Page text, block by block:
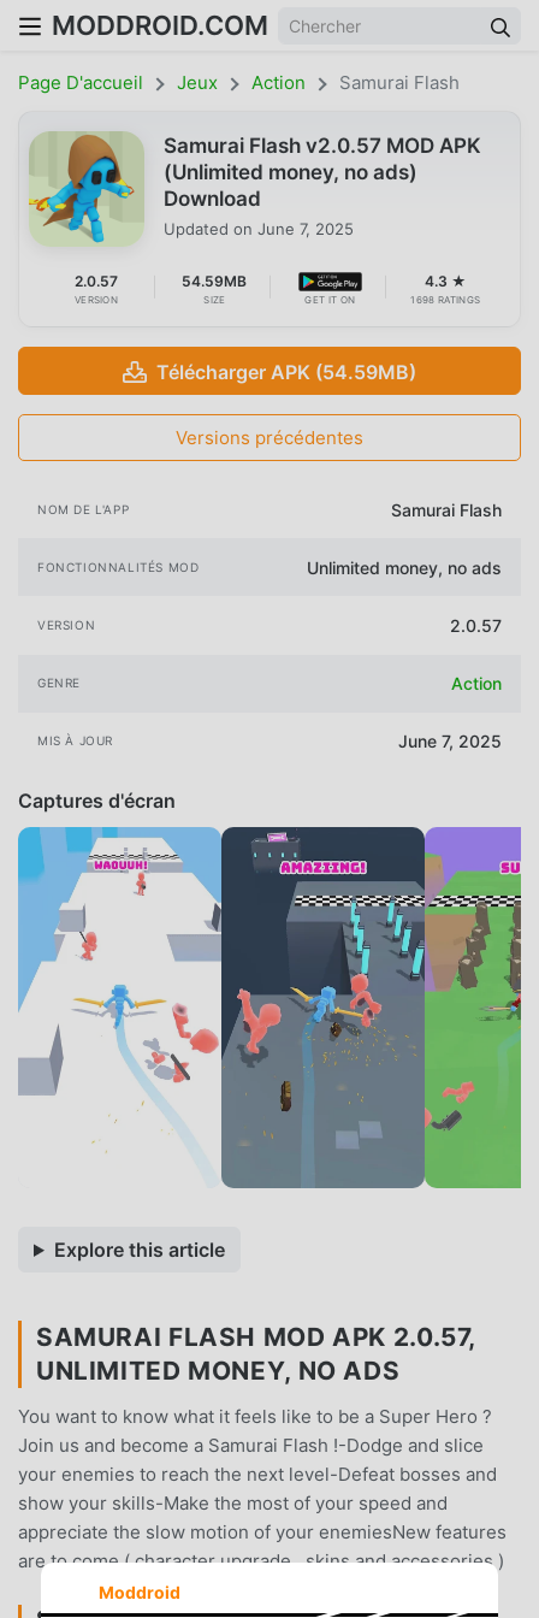
MODDROID.COM
Page D'accueil Jeux Action Samurai Flash
Samurai Flash v2.0.57 MOD APK
(Unlimited money, no ads)
Download
Updated on June 7, 2025
2.0.57
VERSION
54.59MB
SIZE GET IT ON
4.3 ★
1698 RATINGS
Télécharger APK (54.59MB)
Versions précédentes
NOM DE L'APP Samurai Flash
FONCTIONNALITÉS MOD Unlimited money, no ads
VERSION 2.0.57
GENRE Action
MIS À JOUR June 7, 2025
Captures d'écran
Explore this article
SAMURAI FLASH MOD APK 2.0.57,
UNLIMITED MONEY, NO ADS
You want to know what it feels like to be a Super Hero ?
Join us and become a Samurai Flash !-Dodge and slice
your enemies to reach the next level-Defeat bosses and
show your skills-Make the most of your speed and
appreciate the slow motion of your enemiesNew features
are to come ( character upgrade , skins and accessories )
Moddroid